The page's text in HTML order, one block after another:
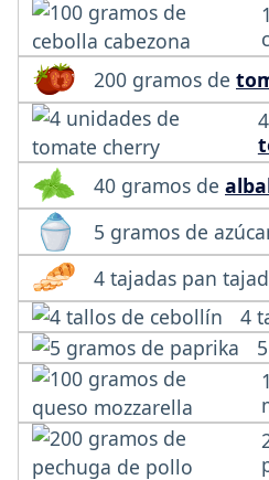
200 gramos de
40 gramos de
5 gramos de
4 tajadas pan
4